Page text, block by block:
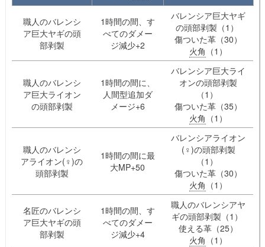
職人のバレンシ
ア巨大ヤギの頭
部剥製
1時間の間、す
べてのダメー
ジ減少+2
バレンシア巨大ヤギ
の頭部剥製（1）
傷ついた革（30）
火角 （1）
職人のバレンシ
ア巨大ライオン
の頭部剥製
1時間の間に、
人間型追加ダ
メージ+6
バレンシア巨大ライ
オンの頭部剥製
（1）
傷ついた革（35）
火角 （1）
職人のバレンシ
アライオン(♀)の
頭部剥製
1時間の間に最
大MP+50
バレンシアライオン
(♀)の頭部剥製
（1）
傷ついた革（30）
火角 （1）
名匠のバレンシ
ア巨大ヤギの頭
部剥製
1時間の間、す
べてのダメー
ジ減少+4
職人のバレンシアヤ
ギの頭部剥製（1）
使える革（25）
火角 （1）